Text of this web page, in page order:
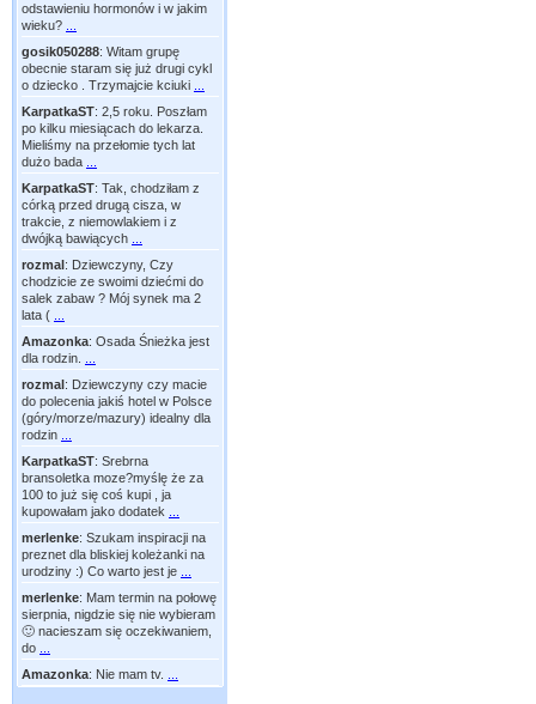
odstawieniu hormonów i w jakim
wieku?
gosik050288: Witam grupę
obecnie staram się już drugi cykl
o dziecko . Trzymajcie kciuki
KarpatkaST: 2,5 roku. Poszłam
po kilku miesiącach do lekarza.
Mieliśmy na przełomie tych lat
dużo bada
KarpatkaST: Tak, chodziłam z
córką przed drugą cisza, w
trakcie, z niemowlakiem i z
dwójką bawiących
rozmal: Dziewczyny, Czy
chodzicie ze swoimi dziećmi do
salek zabaw ? Mój synek ma 2
lata (
Amazonka: Osada Śnieżka jest
dla rodzin.
rozmal: Dziewczyny czy macie
do polecenia jakiś hotel w Polsce
(góry/morze/mazury) idealny dla
rodzin
KarpatkaST: Srebrna
bransoletka moze?myślę że za
100 to już się coś kupi , ja
kupowałam jako dodatek
merlenke: Szukam inspiracji na
preznet dla bliskiej koleżanki na
urodziny :) Co warto jest je
merlenke: Mam termin na połowę
sierpnia, nigdzie się nie wybieram
🙂 nacieszam się oczekiwaniem,
do
Amazonka: Nie mam tv.